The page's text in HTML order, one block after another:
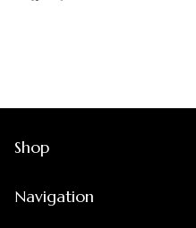
Shop
Navigation